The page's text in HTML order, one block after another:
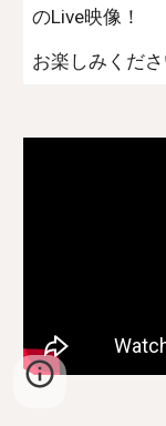
のLive映像！
お楽しみくださ